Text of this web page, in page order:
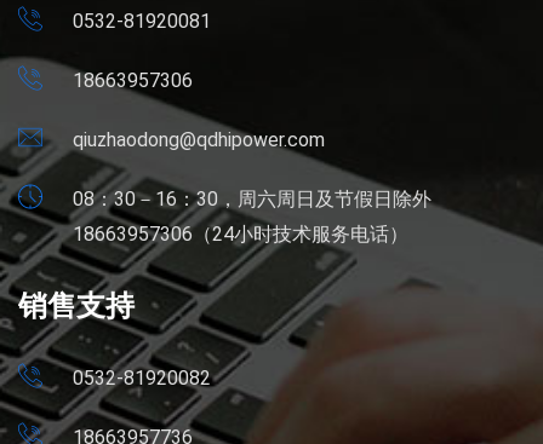
0532-81920081
18663957306
qiuzhaodong@qdhipower.com
08：30－16：30，周六周日及节假日除外
18663957306（24小时技术服务电话）
销售支持
0532-81920082
18663957736